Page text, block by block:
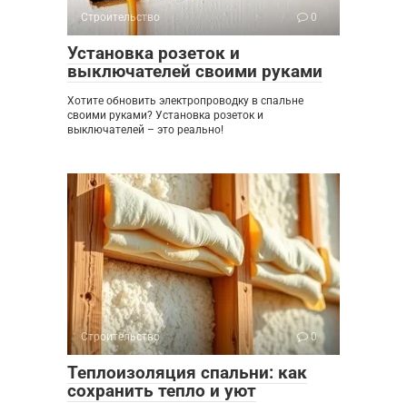
Строительство 0
Установка розеток и
выключателей своими руками
Хотите обновить электропроводку в спальне
своими руками? Установка розеток и
выключателей – это реально!
Строительство 0
Теплоизоляция спальни: как
сохранить тепло и уют